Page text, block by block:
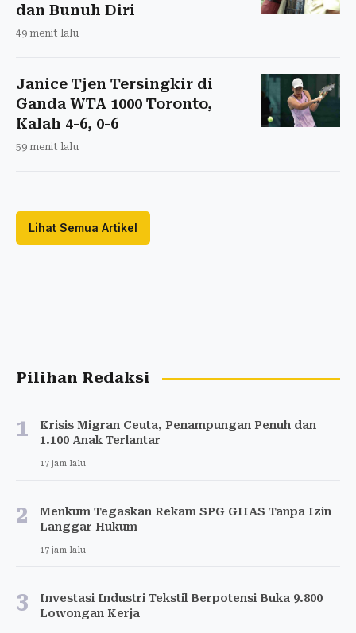
dan Bunuh Diri
49 menit lalu
Janice Tjen Tersingkir di
Ganda WTA 1000 Toronto,
Kalah 4-6, 0-6
59 menit lalu
Lihat Semua Artikel
Pilihan Redaksi
1
Krisis Migran Ceuta, Penampungan Penuh dan
1.100 Anak Terlantar
17 jam lalu
2
Menkum Tegaskan Rekam SPG GIIAS Tanpa Izin
Langgar Hukum
17 jam lalu
3
Investasi Industri Tekstil Berpotensi Buka 9.800
Lowongan Kerja